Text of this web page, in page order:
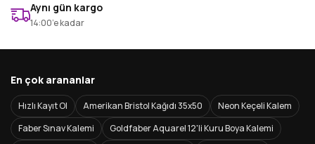
Aynı gün kargo
14:00’e kadar
En çok arananlar
Hızlı Kayıt Ol Amerikan Bristol Kağıdı 35x50
Neon Keçeli Kalem
Faber Sınav Kalemi
Goldfaber Aquarel 12'li Kuru Boya Kalemi